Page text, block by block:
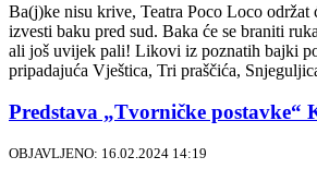
Ba(j)ke nisu krive, Teatra Poco Loco održat
izvesti baku pred sud. Baka će se braniti
ali još uvijek pali! Likovi iz poznatih bajki
pripadajuća Vještica, Tri praščića,
Predstava „Tvorničke postavke“
OBJAVLJENO: 16.02.2024 14:19